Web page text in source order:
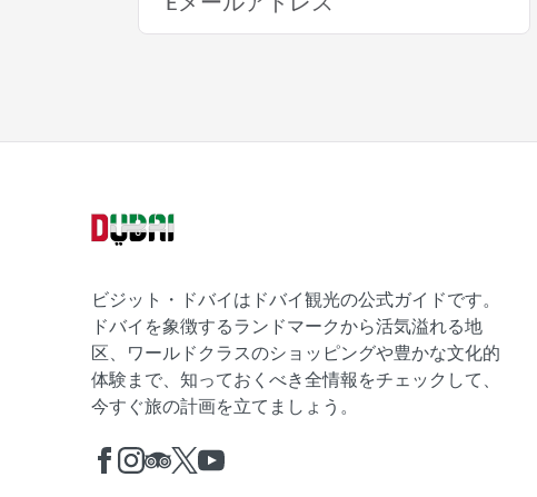
ビジット・ドバイはドバイ観光の公式ガイドです。
ドバイを象徴するランドマークから活気溢れる地
区、ワールドクラスのショッピングや豊かな文化的
体験まで、知っておくべき全情報をチェックして、
今すぐ旅の計画を立てましょう。